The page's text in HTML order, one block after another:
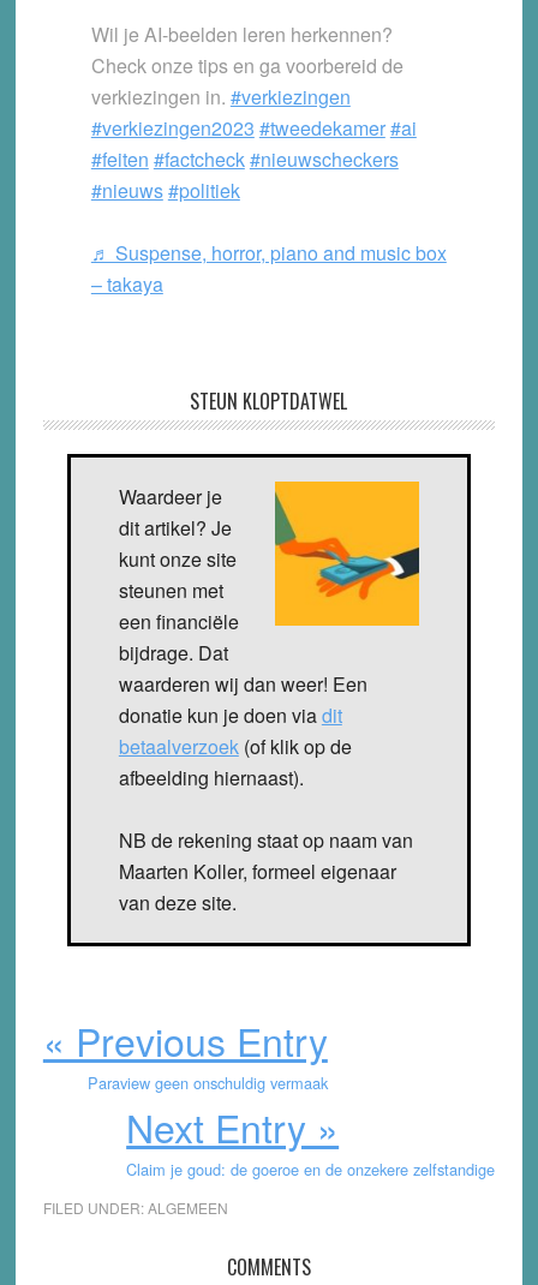
Wil je AI-beelden leren herkennen?
Check onze tips en ga voorbereid de
verkiezingen in. #verkiezingen
#verkiezingen2023 #tweedekamer#ai
#feiten #factcheck#nieuwscheckers
#nieuws#politiek
♬ Suspense, horror, piano and music box
– takaya
STEUN KLOPTDATWEL
Waardeer je
dit artikel? Je
kunt onze site
steunen met
een financiële
bijdrage. Dat
waarderen wij dan weer! Een
donatie kun je doen viadit
betaalverzoek(of klik op de
afbeelding hiernaast).
NB de rekening staat op naam van
Maarten Koller, formeel eigenaar
van deze site.
« Previous Entry
Paraview geen onschuldig vermaak
Next Entry »
Claim je goud: de goeroe en de onzekere zelfstandige
FILED UNDER:ALGEMEEN
COMMENTS